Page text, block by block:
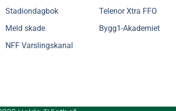
Stadiondagbok
Meld skade
NFF Varslingskanal
Telenor Xtra FFO
Bygg1-Akademiet